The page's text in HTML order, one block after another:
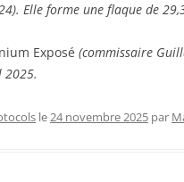
Elle forme une flaque de
Exposé (commissaire
2025.
le24 novembre 2025 par